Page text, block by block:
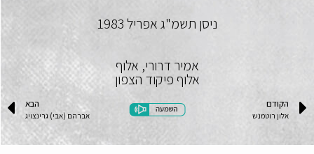
ניסן תשמ"ג אפריל 1983
אמיר דרורי, אלוף
אלוף פיקוד הצפון
הקודם
אלון רוטמנש
הבא
אברהם (אבי) גרינצויג